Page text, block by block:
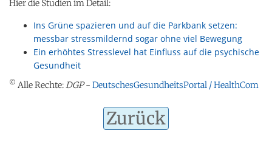
Hier die Studien im Detail:
Ins Grüne spazieren und auf die Parkbank setzen:
messbar stressmildernd sogar ohne viel Bewegung
Ein erhöhtes Stresslevel hat Einfluss auf die psychische
Gesundheit
© Alle Rechte:DGP- DeutschesGesundheitsPortal / HealthCom
Zurück